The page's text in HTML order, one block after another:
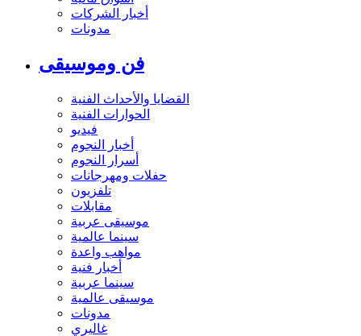
أخبار الشركات
مدونات
فن وموسيقى
القضايا والأحداث الفنية
الحوارات الفنية
فيديو
أخبار النجوم
أسرار النجوم
حفلات ومهرجانات
تلفزيون
مقابلات
موسيقى عربية
سينما عالمية
مواهب واعدة
أخبار فنية
سينما عربية
موسيقى عالمية
مدونات
غاليري